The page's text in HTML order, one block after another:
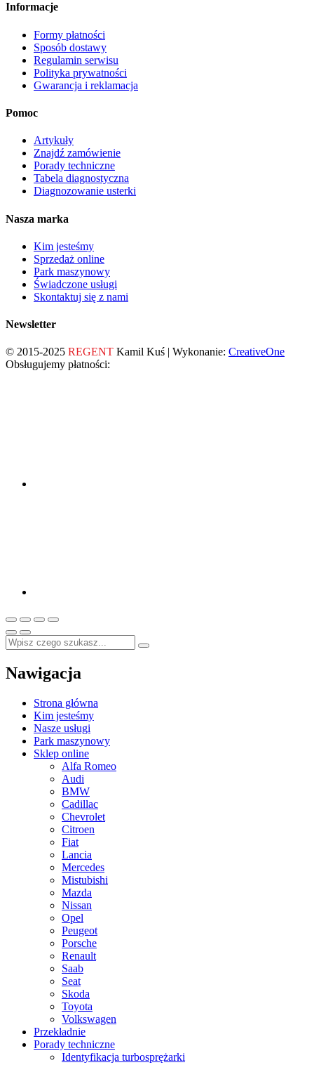
Informacje
Formy płatności
Sposób dostawy
Regulamin serwisu
Polityka prywatności
Gwarancja i reklamacja
Pomoc
Artykuły
Znajdź zamówienie
Porady techniczne
Tabela diagnostyczna
Diagnozowanie usterki
Nasza marka
Kim jesteśmy
Sprzedaż online
Park maszynowy
Świadczone usługi
Skontaktuj się z nami
Newsletter
© 2015-2025 REGENT Kamil Kuś | Wykonanie: CreativeOne
Obsługujemy płatności:
Nawigacja
Strona główna
Kim jesteśmy
Nasze usługi
Park maszynowy
Sklep online
Alfa Romeo
Audi
BMW
Cadillac
Chevrolet
Citroen
Fiat
Lancia
Mercedes
Mistubishi
Mazda
Nissan
Opel
Peugeot
Porsche
Renault
Saab
Seat
Skoda
Toyota
Volkswagen
Przekładnie
Porady techniczne
Identyfikacja turbosprężarki